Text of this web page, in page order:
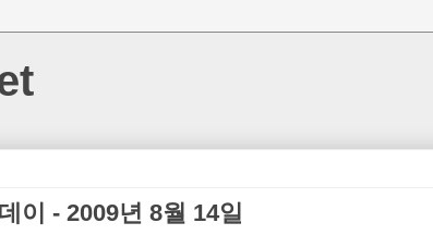
이 - 2009년 8월 14일